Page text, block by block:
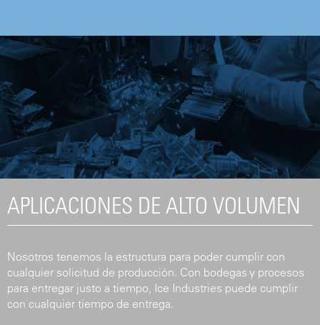
APLICACIONES DE ALTO VOLUMEN
Nosotros tenemos la estructura para poder cumplir con
cualquier solicitud de producción. Con bodegas y procesos
para entregar justo a tiempo, Ice Industries puede cumplir
con cualquier tiempo de entrega.